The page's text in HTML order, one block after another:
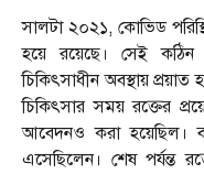
সালটা ২০২১, কোভিড
হয়ে রয়েছে। সেই
চিকিৎসাধীন অবস্থায়
চিকিৎসার সময় রক্তের
আবেদনও করা হয়েছিল।
এসেছিলেন। শেষ পর্যন্ত